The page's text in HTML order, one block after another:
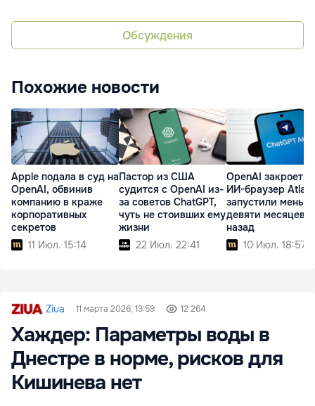
Обсуждения
Похожие новости
Apple подала в суд на
OpenAI, обвинив
компанию в краже
корпоративных
секретов
11 Июл. 15:14
Пастор из США
судится с OpenAI из-
за советов ChatGPT,
чуть не стоивших ему
жизни
22 Июл. 22:41
OpenAI закроет
ИИ-браузер Atlas:
запустили
девяти месяцев
назад
10 Июл. 18:57
Ziua 11 марта 2026, 13:59 12 264
Хаждер: Параметры воды в
Днестре в норме, рисков для
Кишинева нет